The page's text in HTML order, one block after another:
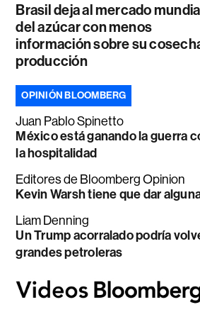
Brasil deja al mercado mundial
del azúcar con menos
información sobre su
producción
OPINIÓN BLOOMBERG
Juan Pablo Spinetto
México está ganando la guerra
la hospitalidad
Editores de Bloomberg Opinion
Kevin Warsh tiene que dar
Liam Denning
Un Trump acorralado podría
grandes petroleras